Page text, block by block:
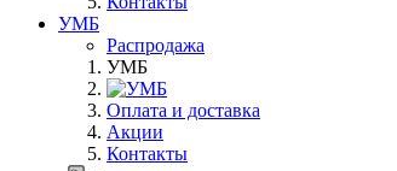
УМБ
Распродажа
УМБ
Оплата и доставка
Акции
Контакты